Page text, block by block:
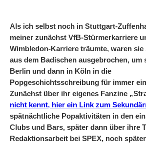
Als ich selbst noch in Stuttgart-
meiner zunächst VfB-Stürmerkarriere
Wimbledon-Karriere träumte, waren
aus dem Badischen ausgebrochen, um
Berlin und dann in Köln in die
Popgeschichtsschreibung für immer
Zunächst über ihr eigenes Fanzine
nicht kennt, hier ein Link zum
spätnächtliche Popaktivitäten in den
Clubs und Bars, später dann über ihre
Redaktionsarbeit bei SPEX, noch